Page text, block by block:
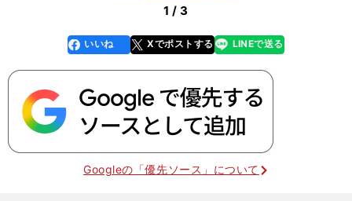
1 / 3
faceboo
k
いいね Xでポストする
line LINEで送る
Googleの「優先ソース」について